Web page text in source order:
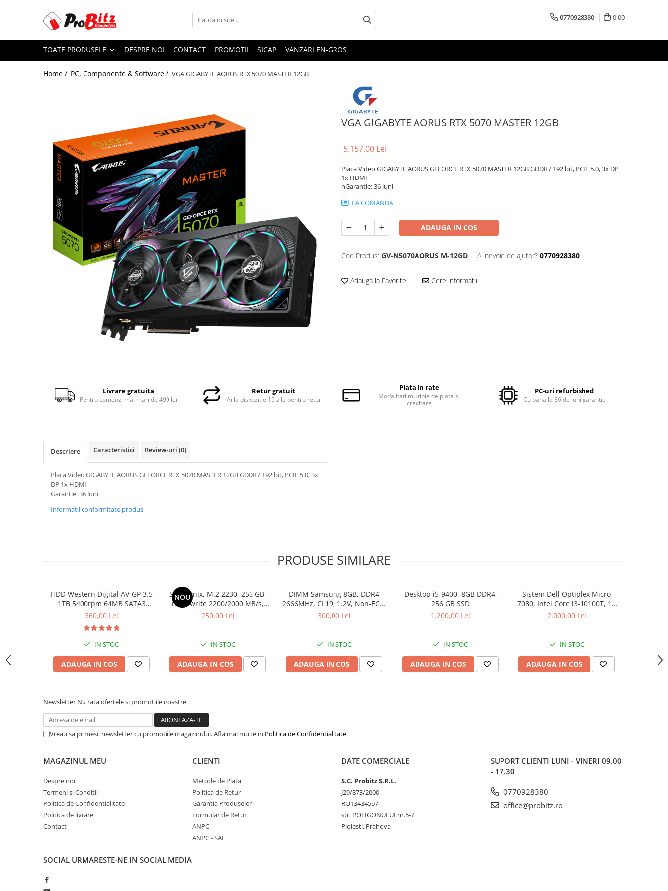
Toate Produsele
Laptopuri si accesorii
Componente NOI Laptop
Memorii laptop
Hard Disk-uri laptop
Componente REFURBISHED Laptop
Hard Disk-uri Refurbished
Accesorii Laptop
Docking stations
Incarcatoare laptop
Incarcatoare laptop refurbished
Calculatoare GAMING
Calculatoare REFURBISHED
Componente PC NOI
Hard Disk-uri Desktop
Placi de baza REFURBISHED
Calculatoare All-in-One NOI
All-in-One REFURBISHED
Monitoare NOI
Monitoare Refurbished
Monitoare Second-Hand
Hard Disk-uri SERVER
Cabinete metalice
Memorii RAM Server
Sisteme server
0770928380 0,00
TOATE PRODUSELE DESPRE NOI CONTACT PROMOTII SICAP VANZARI EN-GROS
Home / PC, Componente & Software / VGA GIGABYTE AORUS RTX 5070 MASTER 12GB
VGA GIGABYTE AORUS RTX 5070 MASTER 12GB
5.157,00 Lei
Placa Video GIGABYTE AORUS GEFORCE RTX 5070 MASTER 12GB GDDR7 192 bit, PCIE 5.0, 3x DP
1x HDMI
nGarantie: 36 luni
LA COMANDA
ADAUGA IN COS
Cod Produs: GV-N5070AORUS M-12GD Ai nevoie de ajutor? 0770928380
Adauga la Favorite Cere informatii
Livrare gratuita
Pentru comenzi mai mari de 499 lei
Retur gratuit
Ai la dispozitie 15 zile pentru retur
Plata in rate
Modalitati multiple de plata si
creditare
PC-uri refurbished
Cu pana la 36 de luni garantie
Descriere Caracteristici Review-uri (0)
Placa Video GIGABYTE AORUS GEFORCE RTX 5070 MASTER 12GB GDDR7 192 bit, PCIE 5.0, 3x
DP 1x HDMI
Garantie: 36 luni
Informatii conformitate produs
PRODUSE SIMILARE
HDD Western Digital AV-GP 3.5
1TB 5400rpm 64MB SATA3
(WD10EURX)
360,00 Lei
IN STOC
ADAUGA IN COS
NOU
SSD Hynix, M.2 2230, 256 GB,
read/write 2200/2000 MB/s,
bulk
250,00 Lei
IN STOC
ADAUGA IN COS
DIMM Samsung 8GB, DDR4
2666MHz, CL19, 1.2V, Non-ECC,
bulk
300,00 Lei
IN STOC
ADAUGA IN COS
Desktop i5-9400, 8GB DDR4,
256 GB SSD
1.200,00 Lei
IN STOC
ADAUGA IN COS
Sistem Dell Optiplex Micro
7080, Intel Core i3-10100T, 16
GB RAM, 512 GB SSD, Win 11
2.000,00 Lei
IN STOC
ADAUGA IN COS
Newsletter Nu rata ofertele si promotiile noastre
Vreau sa primesc newsletter cu promotiile magazinului. Afla mai multe in Politica de Confidentialitate
MAGAZINUL MEU
Despre noi
Termeni si Conditii
Politica de Confidentialitate
Politica de livrare
Contact
CLIENTI
Metode de Plata
Politica de Retur
Garantia Produselor
Formular de Retur
ANPC
ANPC - SAL
DATE COMERCIALE
S.C. Probitz S.R.L.
J29/873/2000
RO13434567
str. POLIGONULUI nr.5-7
Ploiesti, Prahova
SUPORT CLIENTI LUNI - VINERI 09.00
- 17.30
0770928380
office@probitz.ro
SOCIAL URMARESTE-NE IN SOCIAL MEDIA